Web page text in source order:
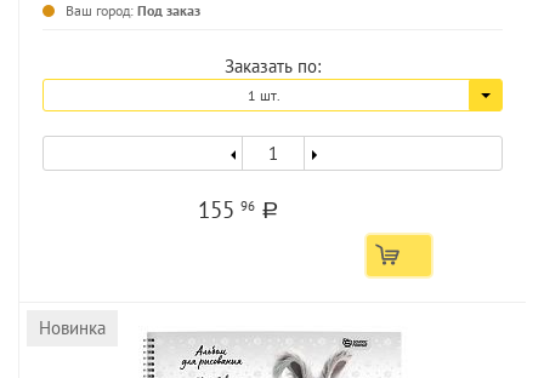
Ваш город: Под заказ
Заказать по:
1 шт.
15596 a
Новинка